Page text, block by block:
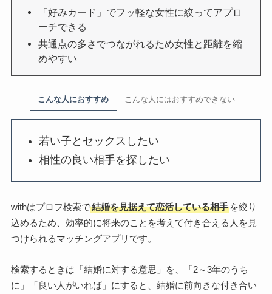
「好みカード」でフッ軽な女性に絞ってアプロ
ーチできる
共通点の多さでつながれるため女性と距離を縮
めやすい
こんな人におすすめ こんな人にはおすすめできない
若い子とセックスしたい
相性の良い相手を探したい
withはプロフ検索で結婚を見据えて恋活している相手を絞り
込めるため、効率的に将来のことを考えて付き合える人を見
つけられるマッチングアプリです。
検索するときは「結婚に対する意思」を、「2～3年のうち
に」「良い人がいれば」にすると、結婚に前向きな付き合い